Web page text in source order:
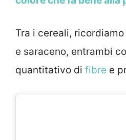
Tra i cereali,
e saraceno, entrambi
quantitativo di fibre e